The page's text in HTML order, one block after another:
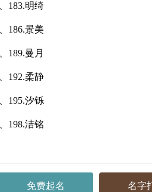
183.明绮
186.景美
189.曼月
192.柔静
195.汐铄
198.洁铭
免费起名 名字